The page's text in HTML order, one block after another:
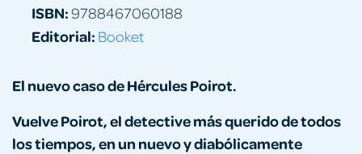
El nuevo caso de Hércules Poirot.
Vuelve Poirot, el detective más querido de todos
los tiempos, en un nuevo y diabólicamente
ISBN:9788467060188
Editorial: Booket